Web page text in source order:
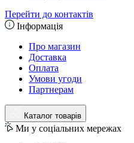
Перейти до контактів
Інформація
Про магазин
Доставка
Оплата
Умови угоди
Партнерам
Каталог товарів
Ми у соціальних мережах